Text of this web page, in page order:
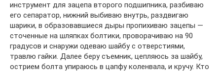
инструмент для зацепа второго подшипника, разбиваю
его сепаратор, нижний выбиваю внутрь, раздвигаю
шарики, в образовавшиеся дыры пропихиваю зацепы —
сточенные на шляпках болтики, проворачиваю на 90
градусов и снаружи одеваю шайбу с отверстиями,
травлю гайки. Далее беру съемник, цепляюсь за шайбу,
острием болта упираюсь в цапфу коленвала, и кручу. Кто